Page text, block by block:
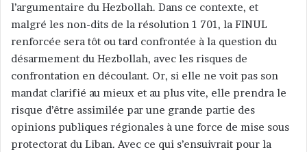
l’argumentaire du Hezbollah. Dans ce contexte, et
malgré les non-dits de la résolution 1 701, la FINUL
renforcée sera tôt ou tard confrontée à la question du
désarmement du Hezbollah, avec les risques de
confrontation en découlant. Or, si elle ne voit pas son
mandat clarifié au mieux et au plus vite, elle prendra le
risque d’être assimilée par une grande partie des
opinions publiques régionales à une force de mise sous
protectorat du Liban. Avec ce qui s’ensuivrait pour la